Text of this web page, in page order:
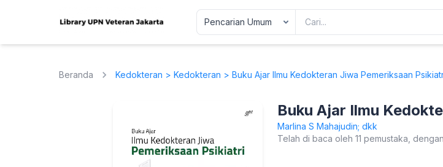
Beranda Kedokteran > Kedokteran > Buku Ajar Ilmu Kedokteran Jiwa Pemeriksaan
Buku Ajar Ilmu
Marlina S Mahajudin; dkk
Telah di baca oleh 11 pemustaka,